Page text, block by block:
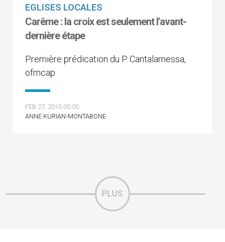
EGLISES LOCALES
Carême : la croix est seulement l'avant-
dernière étape
Première prédication du P. Cantalamessa,
ofmcap
FEB 27, 2015 00:00
ANNE KURIAN-MONTABONE
PLUS